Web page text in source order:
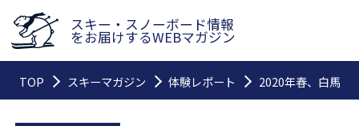
スキー・スノーボード情報
をお届けするWEBマガジン
TOP スキーマガジン 体験レポート 2020年春、白馬八